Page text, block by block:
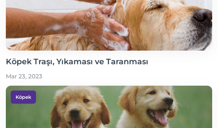
Köpek Traşı, Yıkaması ve Taranması
Mar 23, 2023
Köpek